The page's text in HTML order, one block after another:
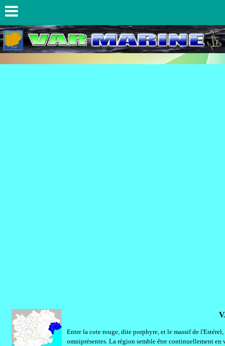
Entre la cote rouge, dite porphyre, et le massif de
omniprésentes. La région semble être continuellement en